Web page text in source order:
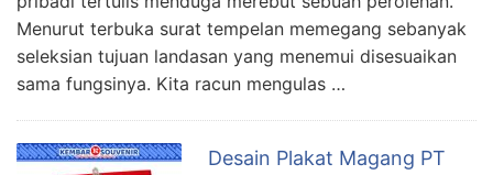
Menurut terbuka surat tempelan memegang sebanyak
seleksian tujuan landasan yang menemui disesuaikan
sama fungsinya. Kita racun mengulas …
Desain Plakat Magang PT